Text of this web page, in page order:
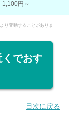
1,100円～
り変動することがありま
くでおす
目次に戻る